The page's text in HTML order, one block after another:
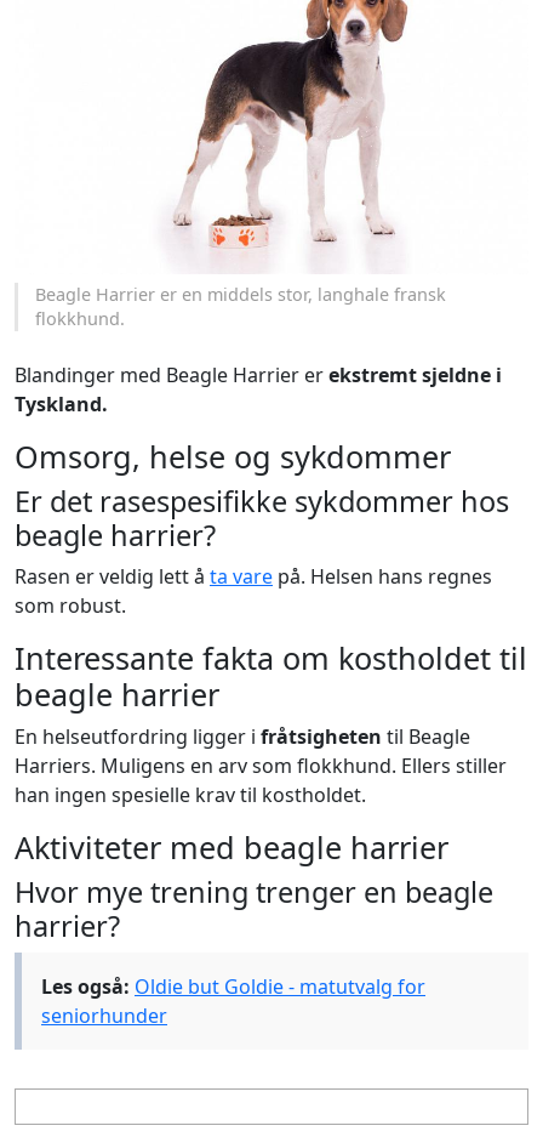
Beagle Harrier er en middels stor, langhale fransk
flokkhund.
Blandinger med Beagle Harrier erekstremt sjeldne i
Tyskland.
Omsorg, helse og sykdommer
Er det rasespesifikke sykdommer hos
beagle harrier?
Rasen er veldig lett å ta vare på. Helsen hans regnes
som robust.
Interessante fakta om kostholdet til
beagle harrier
En helseutfordring ligger i fråtsigheten til Beagle
Harriers. Muligens en arv som flokkhund. Ellers stiller
han ingen spesielle krav til kostholdet.
Aktiviteter med beagle harrier
Hvor mye trening trenger en beagle
harrier?
Les også: Oldie but Goldie - matutvalg for
seniorhunder